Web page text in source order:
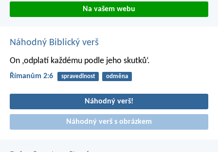
Na vašem webu
Náhodný Biblický verš
On ‚odplatí každému podle jeho skutků‘.
Římanům 2:6 spravedlnost odměna
Náhodný verš!
Náhodný verš s obrázkem